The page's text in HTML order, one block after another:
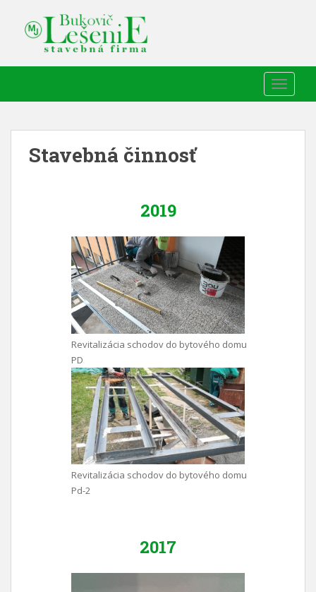
Stavebná činnosť
2019
Revitalizácia schodov do bytového domu
PD
Revitalizácia schodov do bytového domu
Pd-2
2017